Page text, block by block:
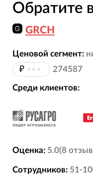
Обратите
GRCH
Ценовой сегмент:
₽ ••• 274587
Среди клиентов:
Оценка: 5.0(8
Сотрудников: 51-